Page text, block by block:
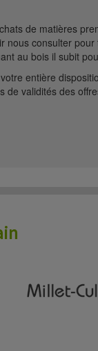
de matières
consulter
au bois il subit
entière
validités des